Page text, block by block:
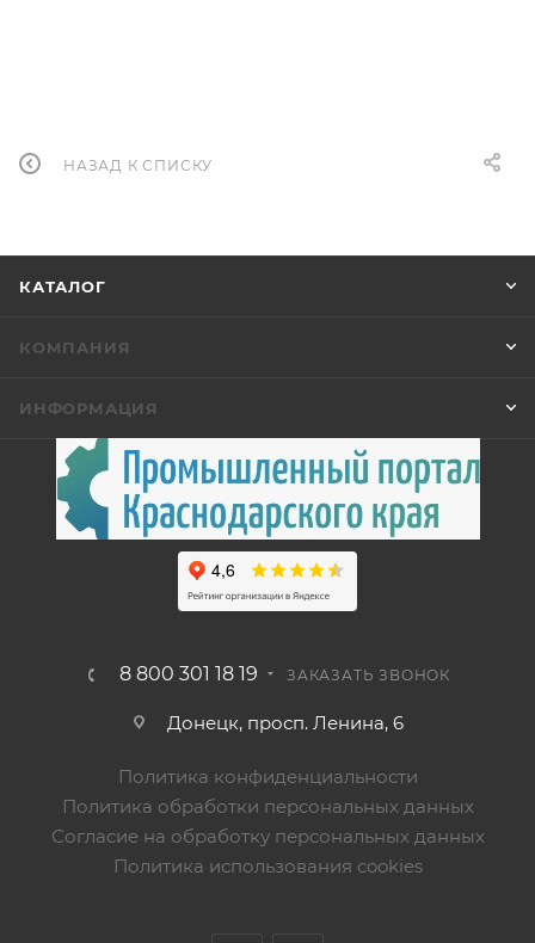
НАЗАД К СПИСКУ
КАТАЛОГ
КОМПАНИЯ
ИНФОРМАЦИЯ
8 800 301 18 19 ЗАКАЗАТЬ ЗВОНОК
Донецк, просп. Ленина, 6
Политика конфиденциальности
Политика обработки персональных данных
Согласие на обработку персональных данных
Политика использования cookies